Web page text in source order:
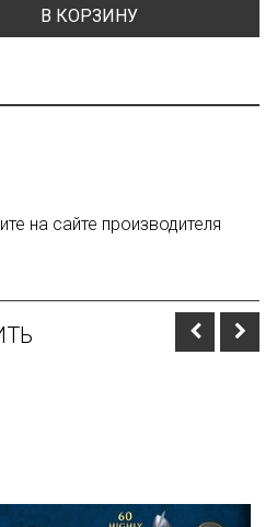
В КОРЗИНУ
на сайте производителя